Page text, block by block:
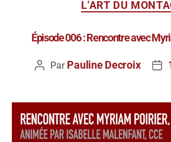
L'ART DU
Épisode 006 : Rencontre avec
Par Pauline Decroix